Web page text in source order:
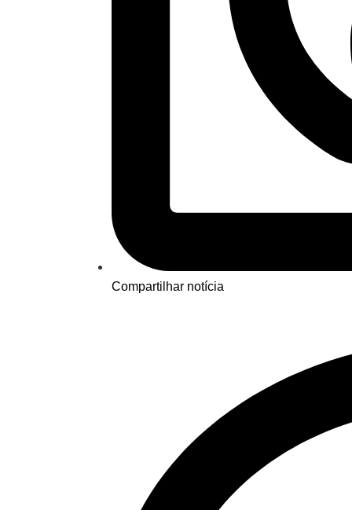
Compartilhar notícia